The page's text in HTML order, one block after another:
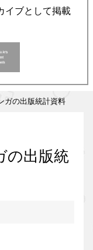
イブとして掲載
ガの出版統計資料
の出版統